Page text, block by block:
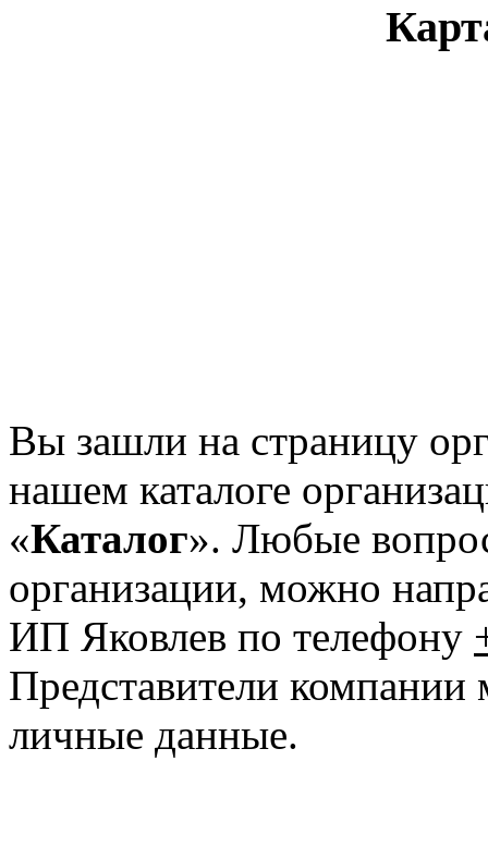
Вы зашли на страницу
нашем каталоге
«Каталог». Любые
организации, можно
ИП Яковлев по телефону
Представители
личные данные.